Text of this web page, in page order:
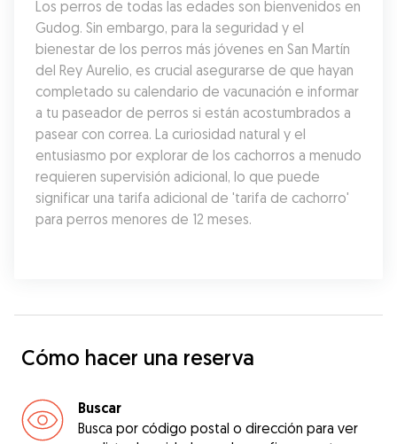
Los perros de todas las edades son bienvenidos en
Gudog. Sin embargo, para la seguridad y el
bienestar de los perros más jóvenes en San Martín
del Rey Aurelio, es crucial asegurarse de que hayan
completado su calendario de vacunación e informar
a tu paseador de perros si están acostumbrados a
pasear con correa. La curiosidad natural y el
entusiasmo por explorar de los cachorros a menudo
requieren supervisión adicional, lo que puede
significar una tarifa adicional de 'tarifa de cachorro'
para perros menores de 12 meses.
Cómo hacer una reserva
Buscar
Busca por código postal o dirección para ver